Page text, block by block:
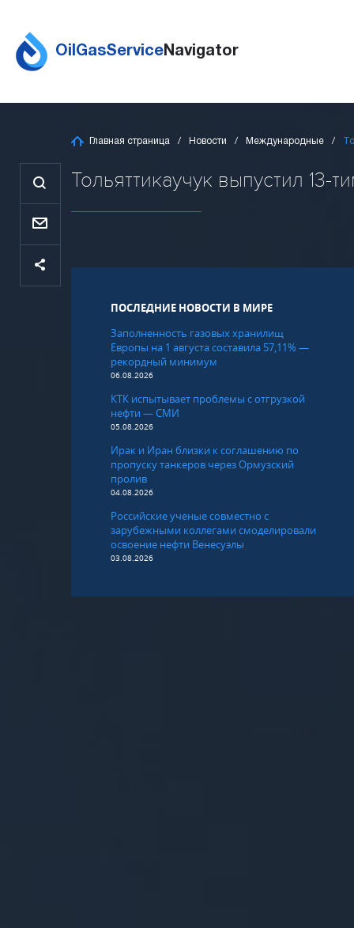
OilGasServiceNavigator
Главная страница Новости Международные
Тольяттикаучук выпустил
ПОСЛЕДНИЕ НОВОСТИ В МИРЕ
Заполненность газовых хранилищ
Европы на 1 августа составила 57,11% —
рекордный минимум
06.08.2026
КТК испытывает проблемы с отгрузкой
нефти — СМИ
05.08.2026
Ирак и Иран близки к соглашению по
пропуску танкеров через Ормузский
пролив
04.08.2026
Российские ученые совместно с
зарубежными коллегами смоделировали
освоение нефти Венесуэлы
03.08.2026